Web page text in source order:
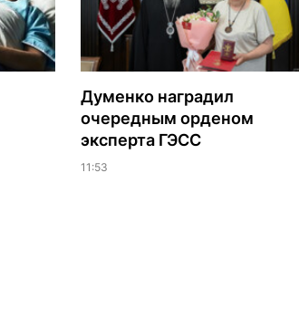
Думенко наградил
очередным орденом
эксперта ГЭСС
11:53